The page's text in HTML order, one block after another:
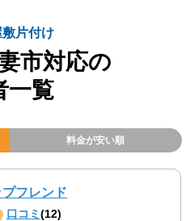
敷片付け
市対応の
一覧
料金が安い順
フレンド
口コミ (12)